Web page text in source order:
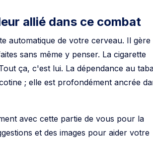
allié dans ce combat
automatique de votre cerveau. Il gère
sans même y penser. La cigarette
ça, c'est lui. La dépendance au
; elle est profondément ancrée
avec cette partie de vous pour la
et des images pour aider votre